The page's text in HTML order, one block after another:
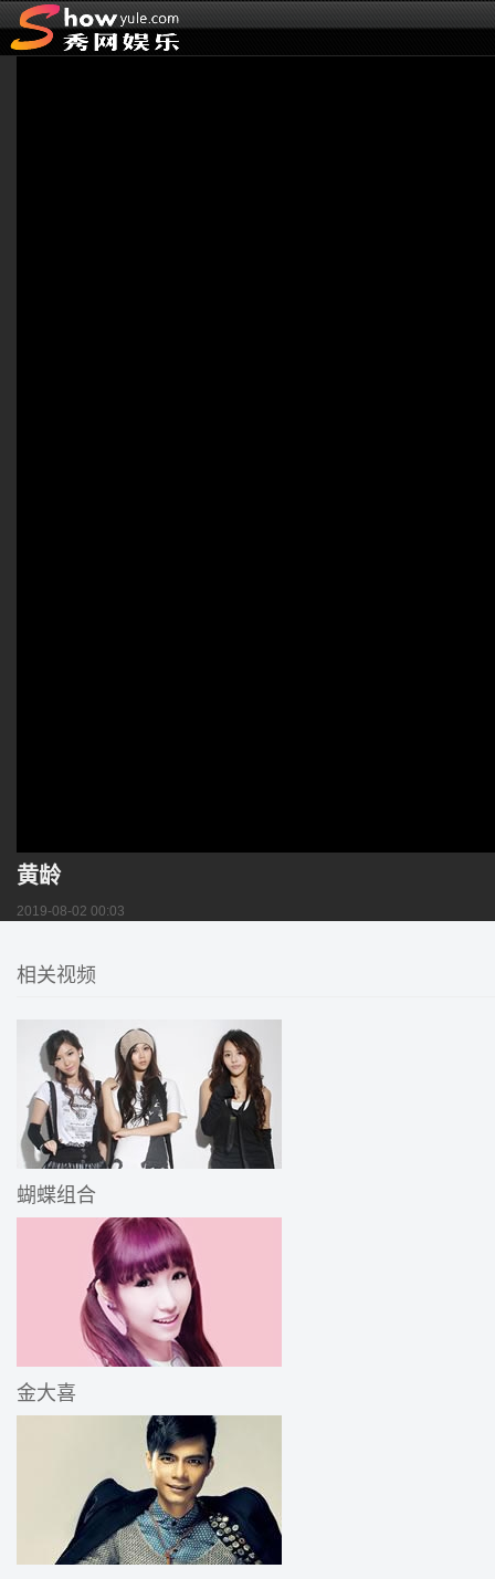
黄龄
2019-08-02 00:03
相关视频
蝴蝶组合
金大喜